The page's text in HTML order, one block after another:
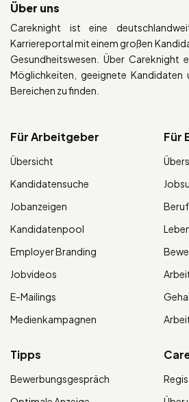
Über uns
Careknight ist eine
Karriereportal mit einem großen
Gesundheitswesen. Über Careknight
Möglichkeiten, geeignete Kandidaten
Bereichen zu finden.
Für Arbeitgeber
Übersicht
Kandidatensuche
Jobanzeigen
Kandidatenpool
Employer Branding
Jobvideos
E-Mailings
Medienkampagnen
Für
Tipps
Bewerbungsgespräch